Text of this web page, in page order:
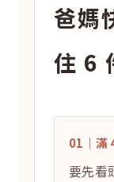
爸媽
住 6
01｜滿
要先看